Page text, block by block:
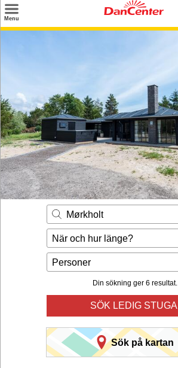
Menu
Info
Service
Kontakt
Husägare
Mørkholt
När och hur länge?
Personer
Din sökning ger 6 resultat.
SÖK LEDIG STUGA
Sök på kartan